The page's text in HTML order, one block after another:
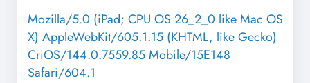
Mozilla/5.0 (iPad; CPU OS 26_2_0 like Mac OS
X) AppleWebKit/605.1.15 (KHTML, like Gecko)
CriOS/144.0.7559.85 Mobile/15E148
Safari/604.1